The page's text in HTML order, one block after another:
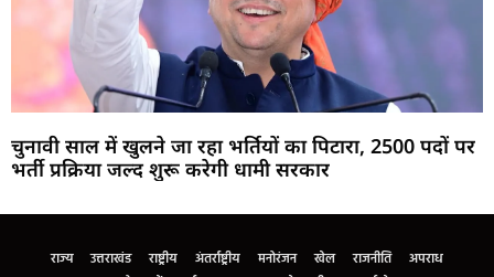
चुनावी साल में खुलने जा रहा भर्तियों का पिटारा, 2500 पदों पर
भर्ती प्रक्रिया जल्द शुरू करेगी धामी सरकार
राज्य उत्तराखंड राष्ट्रीय अंतर्राष्ट्रीय मनोरंजन खेल राजनीति
अपराध